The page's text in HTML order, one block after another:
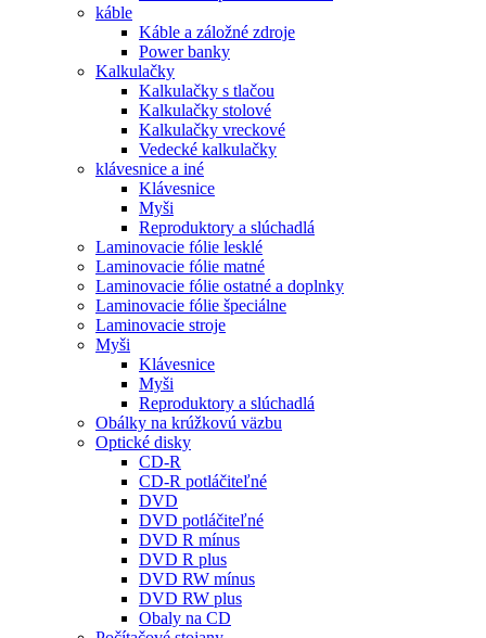
káble
Káble a záložné zdroje
Power banky
Kalkulačky
Kalkulačky s tlačou
Kalkulačky stolové
Kalkulačky vreckové
Vedecké kalkulačky
klávesnice a iné
Klávesnice
Myši
Reproduktory a slúchadlá
Laminovacie fólie lesklé
Laminovacie fólie matné
Laminovacie fólie ostatné a doplnky
Laminovacie fólie špeciálne
Laminovacie stroje
Myši
Klávesnice
Myši
Reproduktory a slúchadlá
Obálky na krúžkovú väzbu
Optické disky
CD-R
CD-R potláčiteľné
DVD
DVD potláčiteľné
DVD R mínus
DVD R plus
DVD RW mínus
DVD RW plus
Obaly na CD